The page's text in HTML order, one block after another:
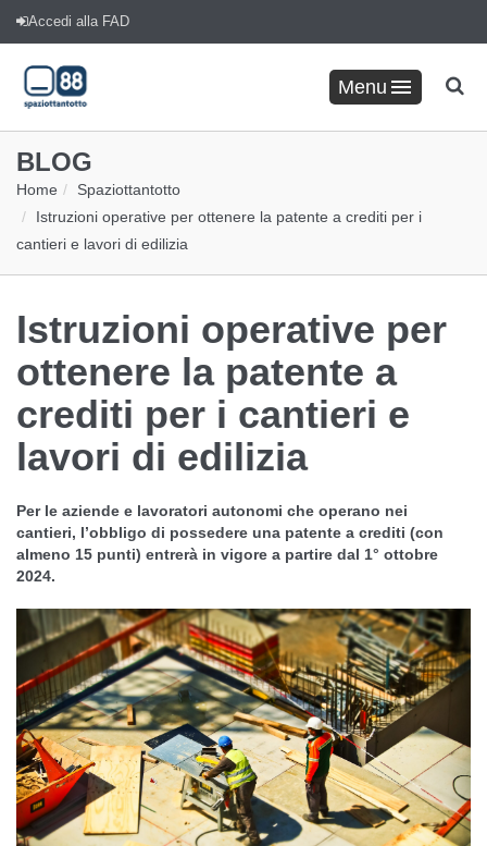
Accedi alla FAD
Menu
BLOG
Home
Spaziottantotto
Istruzioni operative per ottenere la patente a crediti per i
cantieri e lavori di edilizia
Istruzioni operative per
ottenere la patente a
crediti per i cantieri e
lavori di edilizia
Per le aziende e lavoratori autonomi che operano nei
cantieri, l’obbligo di possedere una patente a crediti (con
almeno 15 punti) entrerà in vigore a partire dal 1° ottobre
2024.